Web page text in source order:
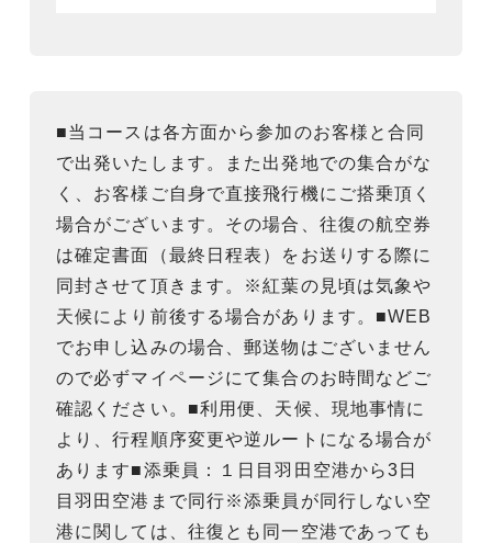
■当コースは各方面から参加のお客様と合同
で出発いたします。また出発地での集合がな
く、お客様ご自身で直接飛行機にご搭乗頂く
場合がございます。その場合、往復の航空券
は確定書面（最終日程表）をお送りする際に
同封させて頂きます。※紅葉の見頃は気象や
天候により前後する場合があります。■WEB
でお申し込みの場合、郵送物はございません
ので必ずマイページにて集合のお時間などご
確認ください。■利用便、天候、現地事情に
より、行程順序変更や逆ルートになる場合が
あります■添乗員：１日目羽田空港から3日
目羽田空港まで同行※添乗員が同行しない空
港に関しては、往復とも同一空港であっても